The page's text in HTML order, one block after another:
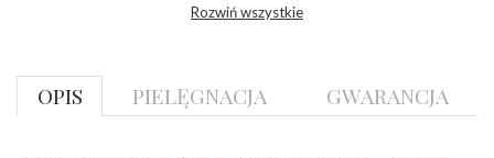
dół:
Szerokość szyny
bok
ok. 2,2 mm
Rozwiń wszystkie
OPIS PIELĘGNACJA GWARANCJA